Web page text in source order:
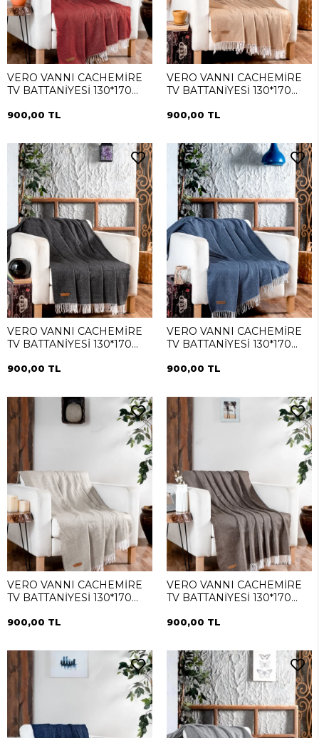
VERO VANNI CACHEMİRE
TV BATTANİYESİ 130*170
900,00 TL
VERO VANNI CACHEMİRE
TV BATTANİYESİ 130*170
900,00 TL
VERO VANNI CACHEMİRE
TV BATTANİYESİ 130*170
900,00 TL
VERO VANNI CACHEMİRE
TV BATTANİYESİ 130*170
900,00 TL
VERO VANNI CACHEMİRE
TV BATTANİYESİ 130*170
900,00 TL
VERO VANNI CACHEMİRE
TV BATTANİYESİ 130*170
900,00 TL